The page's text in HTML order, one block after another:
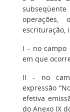
escrituração,
I - no campo
em que
II - no
expressão
efetiva
do Anexo IX